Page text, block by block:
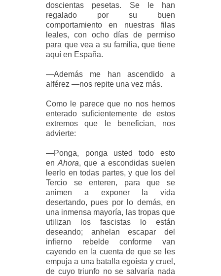
doscientas pesetas. Se le han
regalado por su buen
comportamiento en nuestras filas
leales, con ocho días de permiso
para que vea a su familia, que tiene
aquí en España.
—Además me han ascendido a
alférez —nos repite una vez más.
Como le parece que no nos hemos
enterado suficientemente de estos
extremos que le benefician, nos
advierte:
—Ponga, ponga usted todo esto
enAhora, que a escondidas suelen
leerlo en todas partes, y que los del
Tercio se enteren, para que se
animen a exponer la vida
desertando, pues por lo demás, en
una inmensa mayoría, las tropas que
utilizan los fascistas lo están
deseando; anhelan escapar del
infierno rebelde conforme van
cayendo en la cuenta de que se les
empuja a una batalla egoísta y cruel,
de cuyo triunfo no se salvaría nada